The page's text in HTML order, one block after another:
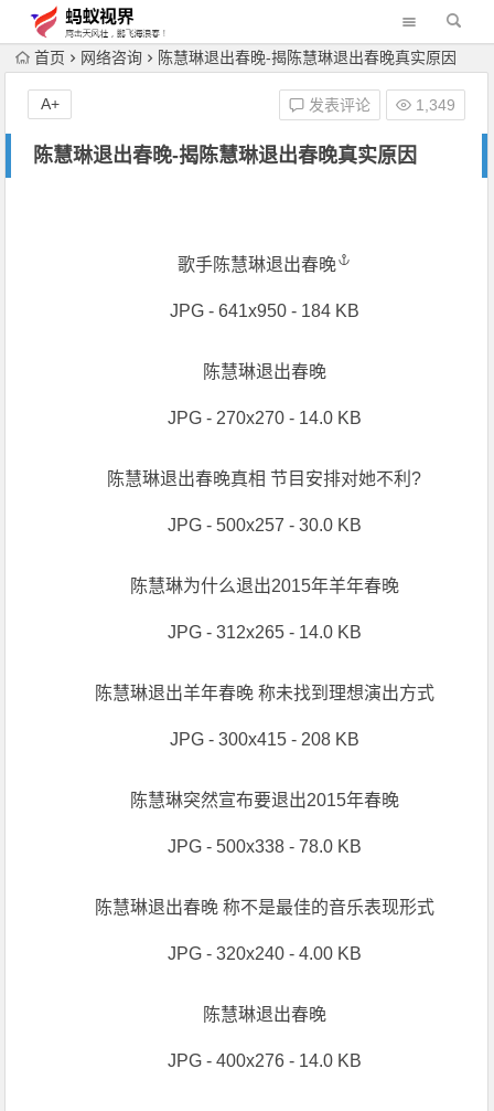
首页 网络咨询 陈慧琳退出春晚-揭陈慧琳退出春晚真实原因
陈慧琳退出春晚-揭陈慧琳退出春晚真实原因
发表评论 1,349
A+
歌手陈慧琳退出春晚
JPG - 641x950 - 184 KB
陈慧琳退出春晚
JPG - 270x270 - 14.0 KB
陈慧琳退出春晚真相 节目安排对她不利?
JPG - 500x257 - 30.0 KB
陈慧琳为什么退出2015年羊年春晚
JPG - 312x265 - 14.0 KB
陈慧琳退出羊年春晚 称未找到理想演出方式
JPG - 300x415 - 208 KB
陈慧琳突然宣布要退出2015年春晚
JPG - 500x338 - 78.0 KB
陈慧琳退出春晚 称不是最佳的音乐表现形式
JPG - 320x240 - 4.00 KB
陈慧琳退出春晚
JPG - 400x276 - 14.0 KB